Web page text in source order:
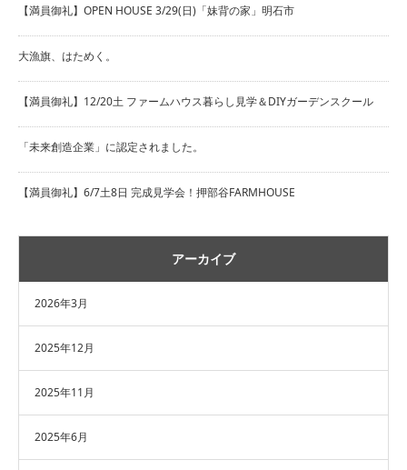
【満員御礼】OPEN HOUSE 3/29(日)「妹背の家」明石市
大漁旗、はためく。
【満員御礼】12/20土 ファームハウス暮らし見学＆DIYガーデンスクール
「未来創造企業」に認定されました。
【満員御礼】6/7土8日 完成見学会！押部谷FARMHOUSE
アーカイブ
2026年3月
2025年12月
2025年11月
2025年6月